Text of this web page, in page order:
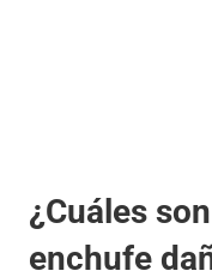
¿Cuáles
enchufe